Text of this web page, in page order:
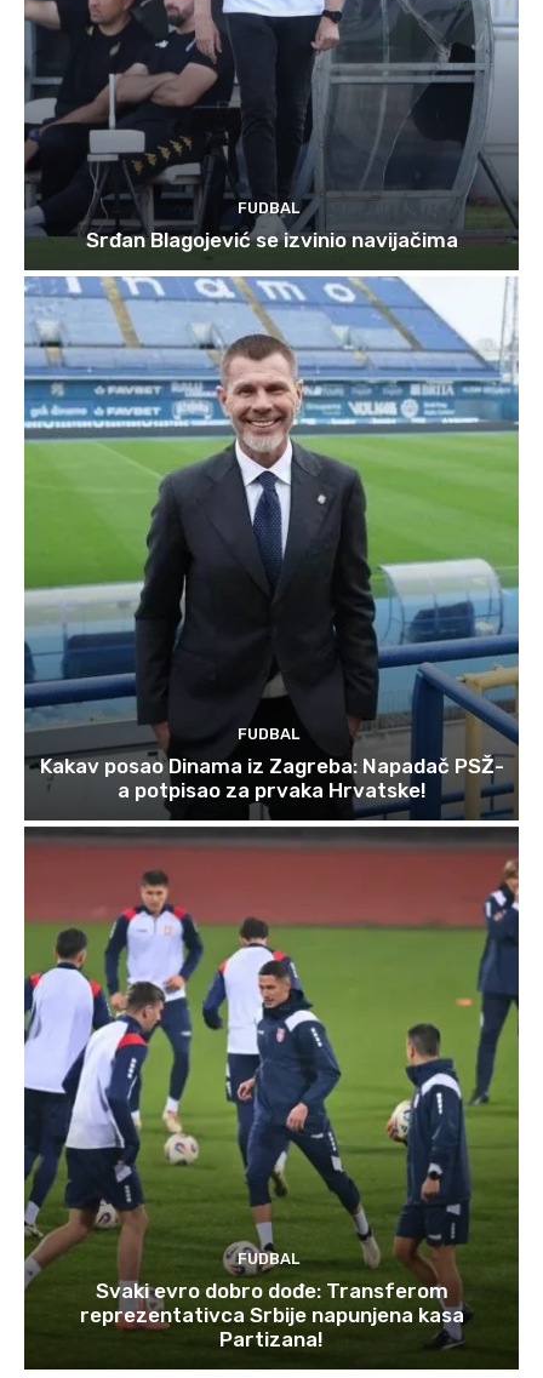
FUDBAL
Srđan Blagojević se izvinio navijačima
FUDBAL
Kakav posao Dinama iz Zagreba: Napadač PSŽ-
a potpisao za prvaka Hrvatske!
FUDBAL
Svaki evro dobro dođe: Transferom
reprezentativca Srbije napunjena kasa
Partizana!